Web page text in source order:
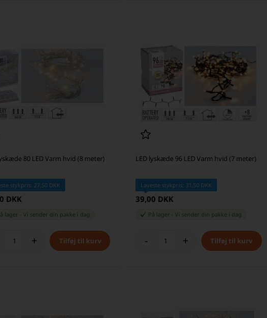
80 LED Varm hvid (8 meter)
stykpris: 27,50 DKK
DKK
lager -Vi sender din pakke i dag
+
LED lyskæde 96 LED Varm hvid (7 meter)
Laveste stykpris: 31,50 DKK
39,00 DKK
På lager Vi sender din pakke i dag
- +